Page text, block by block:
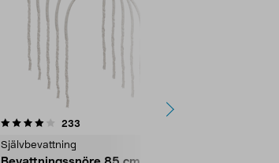
233
Självbevattning
4.5 av 5 stjärnor